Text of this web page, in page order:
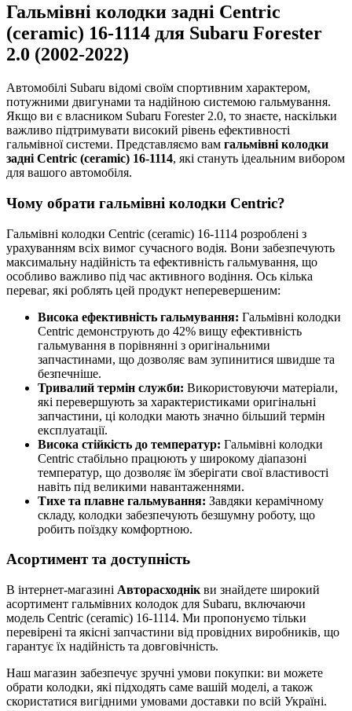
Гальмівні колодки задні Centric
(ceramic) 16-1114 для Subaru Forester
2.0 (2002-2022)
Автомобілі Subaru відомі своїм спортивним характером,
потужними двигунами та надійною системою гальмування.
Якщо ви є власником Subaru Forester 2.0, то знаєте, наскільки
важливо підтримувати високий рівень ефективності
гальмівної системи. Представляємо вам гальмівні колодки
задні Centric (ceramic) 16-1114, які стануть ідеальним вибором
для вашого автомобіля.
Чому обрати гальмівні колодки Centric?
Гальмівні колодки Centric (ceramic) 16-1114 розроблені з
урахуванням всіх вимог сучасного водія. Вони забезпечують
максимальну надійність та ефективність гальмування, що
особливо важливо під час активного водіння. Ось кілька
переваг, які роблять цей продукт неперевершеним:
Висока ефективність гальмування: Гальмівні колодки
Centric демонструють до 42% вищу ефективність
гальмування в порівнянні з оригінальними
запчастинами, що дозволяє вам зупинитися швидше та
безпечніше.
Тривалий термін служби: Використовуючи матеріали,
які перевершують за характеристиками оригінальні
запчастини, ці колодки мають значно більший термін
експлуатації.
Висока стійкість до температур: Гальмівні колодки
Centric стабільно працюють у широкому діапазоні
температур, що дозволяє їм зберігати свої властивості
навіть під великими навантаженнями.
Тихе та плавне гальмування: Завдяки керамічному
складу, колодки забезпечують безшумну роботу, що
робить поїздку комфортною.
Асортимент та доступність
В інтернет-магазині Авторасходнік ви знайдете широкий
асортимент гальмівних колодок для Subaru, включаючи
модель Centric (ceramic) 16-1114. Ми пропонуємо тільки
перевірені та якісні запчастини від провідних виробників, що
гарантує їх надійність та довговічність.
Наш магазин забезпечує зручні умови покупки: ви можете
обрати колодки, які підходять саме вашій моделі, а також
скористатися вигідними умовами доставки по всій Україні.